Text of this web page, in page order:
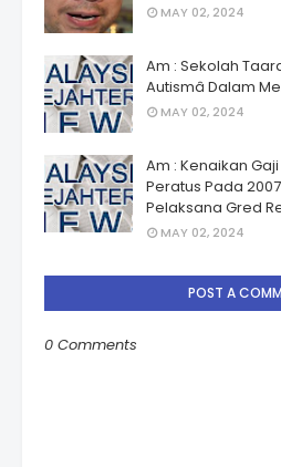
MAY 02, 2024
Am : Sekolah
Autismâ Dalam
MAY 02, 2024
Am : Kenaikan
Peratus Pada
Pelaksana Gred
MAY 02, 2024
POST A
0 Comments